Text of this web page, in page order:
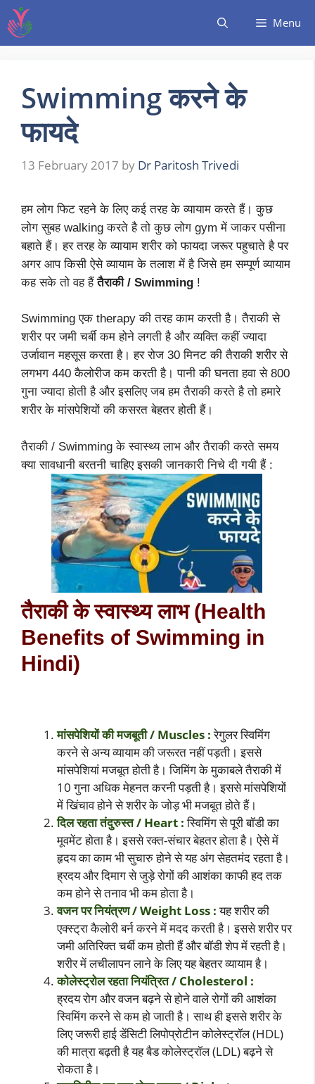
Menu
Swimming करने के
फायदे
13 February 2017 by Dr Paritosh Trivedi
हम लोग फिट रहने के लिए कई तरह के व्यायाम करते हैं। कुछ
लोग सुबह walking करते है तो कुछ लोग gym में जाकर पसीना
बहाते हैं। हर तरह के व्यायाम शरीर को फायदा जरूर पहुचाते है पर
अगर आप किसी ऐसे व्यायाम के तलाश में है जिसे हम सम्पूर्ण व्यायाम
कह सके तो वह हैंतैराकी / Swimming !
Swimming एक therapy की तरह काम करती है। तैराकी से
शरीर पर जमी चर्बी कम होने लगती है और व्यक्ति कहीं ज्यादा
उर्जावान महसूस करता है। हर रोज 30 मिनट की तैराकी शरीर से
लगभग 440 कैलोरीज कम करती है। पानी की घनता हवा से 800
गुना ज्यादा होती है और इसलिए जब हम तैराकी करते है तो हमारे
शरीर के मांसपेशियों की कसरत बेहतर होती हैं।
तैराकी / Swimming के स्वास्थ्य लाभ और तैराकी करते समय
क्या सावधानी बरतनी चाहिए इसकी जानकारी निचे दी गयी हैं :
तैराकी के स्वास्थ्य लाभ (Health
Benefits of Swimming in
Hindi)
मांसपेशियों की मजबूती / Muscles :रेगुलर स्विमिंग
करने से अन्य व्यायाम की जरूरत नहीं पड़ती। इससे
मांसपेशियां मजबूत होती है। जिमिंग के मुकाबले तैराकी में
10 गुना अधिक मेहनत करनी पड़ती है। इससे मांसपेशियों
में खिंचाव होने से शरीर के जोड़ भी मजबूत होते हैं।
दिल रहता तंदुरुस्त / Heart :स्विमिंग से पूरी बॉडी का
मूवमेंट होता है। इससे रक्त-संचार बेहतर होता है। ऐसे में
हृदय का काम भी सुचारु होने से यह अंग सेहतमंद रहता है।
ह्रदय और दिमाग से जुड़े रोगों की आशंका काफी हद तक
कम होने से तनाव भी कम होता है।
वजन पर नियंत्रण / Weight Loss :यह शरीर की
एक्स्ट्रा कैलोरी बर्न करने में मदद करती है। इससे शरीर पर
जमी अतिरिक्त चर्बी कम होती हैं और बॉडी शेप में रहती है।
शरीर में लचीलापन लाने के लिए यह बेहतर व्यायाम है।
कोलेस्ट्रोल रहता नियंत्रित / Cholesterol :
ह्रदय रोग और वजन बढ़ने से होने वाले रोगों की आशंका
स्विमिंग करने से कम हो जाती है। साथ ही इससे शरीर के
लिए जरूरी हाई डेंसिटी लिपोप्रोटीन कोलेस्ट्रॉल (HDL)
की मात्रा बढ़ती है यह बैड कोलेस्ट्रॉल (LDL) बढ़ने से
रोकता है।